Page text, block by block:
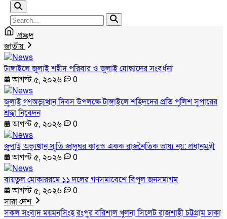
প্রচ্ছদ
জাতীয়
টাঙ্গাইলে জুলাই শহীদ পরিবার ও জুলাই যোদ্ধাদের সংবর্ধনা
আগস্ট ৫, ২০২৬
0
জুলাই গণঅভ্যুত্থান দিবস উপলক্ষে টাঙ্গাইলে শহিদদের প্রতি পুলিশ সুপারের
শ্রদ্ধা নিবেদন
আগস্ট ৫, ২০২৬
0
জুলাই অভ্যুত্থান স্মৃতি জাদুঘর কারও একক রাজনৈতিক ভাষ্য নয়: প্রধানমন্ত্রী
আগস্ট ৫, ২০২৬
0
বায়তুল মোকাররমে ১১ দলের গণসমাবেশে বিপুল জনসমাগম
আগস্ট ৫, ২০২৬
0
সারা দেশ
সকল সংবাদময়মনসিংহরংপুরবরিশালখুলনাসিলেটরাজশাহীচট্টগ্রামঢাকা